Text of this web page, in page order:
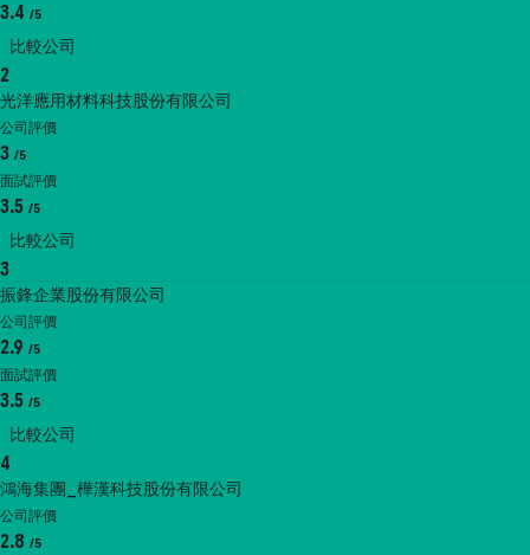
3.4 /5
比較公司
2
光洋應用材料科技股份有限公司
公司評價
3 /5
面試評價
3.5 /5
比較公司
3
振鋒企業股份有限公司
公司評價
2.9 /5
面試評價
3.5 /5
比較公司
4
鴻海集團_樺漢科技股份有限公司
公司評價
2.8 /5